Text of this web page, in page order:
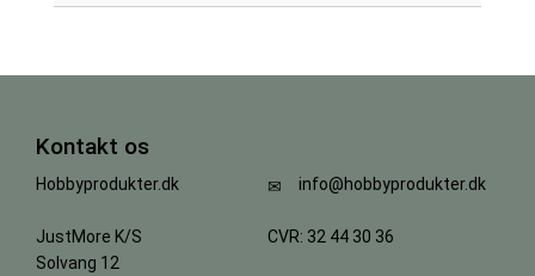
Kontakt os
Hobbyprodukter.dk
JustMore K/S
Solvang 12
info@hobbyprodukter.dk
CVR: 32 44 30 36